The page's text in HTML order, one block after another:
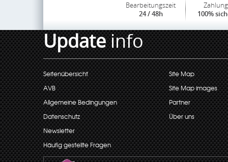
Bearbeitungszeit
24 / 48h
Zahlung
100%
Updateinfo
Seitenübersicht
AVB
Allgemeine Bedingungen
Datenschutz
Newsletter
Häufig gestellte Fragen
Site Map
Site Map images
Partner
Über uns